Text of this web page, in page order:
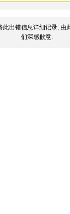
此出错信息详细记录, 由
们深感歉意.